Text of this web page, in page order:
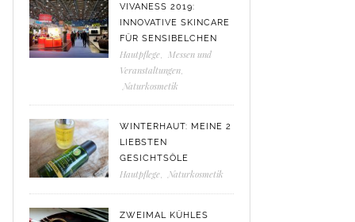
VIVANESS 2019:
INNOVATIVE SKINCARE
FÜR SENSIBELCHEN
Hautpflege
Messen und
Veranstaltungen
Naturkosmetik
WINTERHAUT: MEINE 2
LIEBSTEN
GESICHTSÖLE
Hautpflege Naturkosmetik
ZWEIMAL KÜHLES